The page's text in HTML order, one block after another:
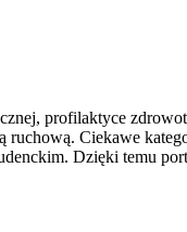
profilaktyce
Ciekawe
Dzięki temu